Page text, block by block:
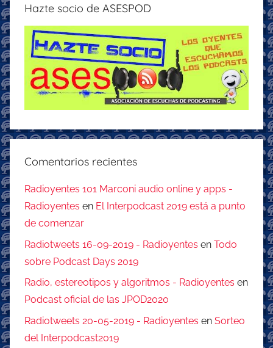
Hazte socio de ASESPOD
Comentarios recientes
Radioyentes 101 Marconi audio online y apps -
Radioyentes en El Interpodcast 2019 está a punto
de comenzar
Radiotweets 16-09-2019 - Radioyentes en Todo
sobre Podcast Days 2019
Radio, estereotipos y algoritmos - Radioyentes en
Podcast oficial de las JPOD2020
Radiotweets 20-05-2019 - Radioyentes en Sorteo
del Interpodcast2019